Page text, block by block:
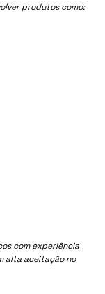
produtos como:
com experiência
alta aceitação no